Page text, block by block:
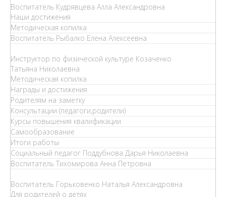
Воспитатель Кудрявцева Алла Александровна
Наши достижения
Методическая копилка
Воспитатель Рыбалко Елена Алексеевна
Инструктор по физической культуре Козаченко
Татьяна Николаевна
Методическая копилка
Награды и достижения
Родителям на заметку
Консультации (педагоги,родители)
Курсы повышения квалификации
Самообразование
Итоги работы
Социальный педагог Поддубнова Дарья Николаевна
Воспитатель Тихомирова Анна Петровна
Воспитатель Горьковенко Наталья Александровна
Для родителей о детях